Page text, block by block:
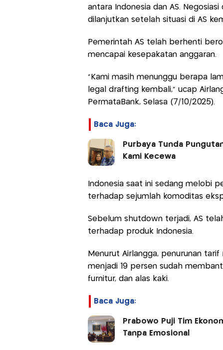
antara Indonesia dan AS.
dilanjutkan setelah situasi di AS
Pemerintah AS telah berhenti
mencapai kesepakatan anggaran.
“Kami masih menunggu berapa
legal drafting kembali,” ucap
PermataBank, Selasa (7/10/2025).
Baca Juga:
Purbaya Tunda
Kami Kecewa
Indonesia saat ini sedang melobi
terhadap sejumlah komoditas
Sebelum shutdown terjadi, AS
terhadap produk Indonesia.
Menurut Airlangga, penurunan
menjadi 19 persen sudah
furnitur, dan alas kaki.
Baca Juga:
Prabowo Puji Tim
Tanpa Emosional